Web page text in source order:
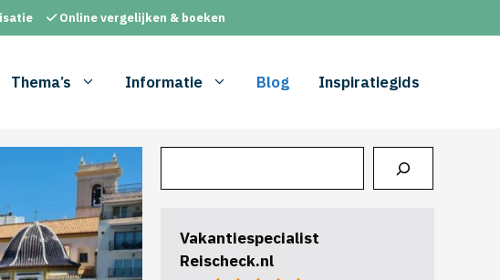
Online vergelijken & boeken
Thema’s Informatie Blog Inspiratiegids
Vakantiespecialist
Reischeck.nl